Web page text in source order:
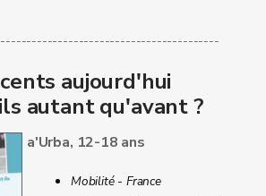
aujourd'hui
autant qu'avant ?
a'Urba, 12-18 ans
Mobilité - France